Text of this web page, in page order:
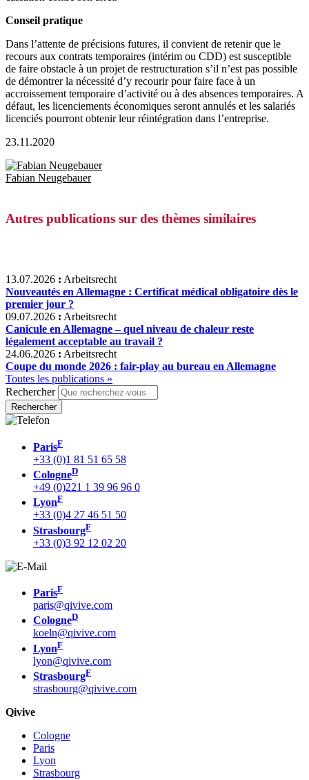
Conseil pratique
Dans l’attente de précisions futures, il convient de retenir que le
recours aux contrats temporaires (intérim ou CDD) est susceptible
de faire obstacle à un projet de restructuration s’il n’est pas possible
de démontrer la nécessité d’y recourir pour faire face à un
accroissement temporaire d’activité ou à des absences temporaires. A
défaut, les licenciements économiques seront annulés et les salariés
licenciés pourront obtenir leur réintégration dans l’entreprise.
23.11.2020
Fabian Neugebauer
Autres publications sur des thèmes similaires
13.07.2026 : Arbeitsrecht
Nouveautés en Allemagne : Certificat médical obligatoire dès le
premier jour ?
09.07.2026 : Arbeitsrecht
Canicule en Allemagne – quel niveau de chaleur reste
légalement acceptable au travail ?
24.06.2026 : Arbeitsrecht
Coupe du monde 2026 : fair-play au bureau en Allemagne
Toutes les publications »
Rechercher
ParisF
+33 (0)1 81 51 65 58
CologneD
+49 (0)221 1 39 96 96 0
LyonF
+33 (0)4 27 46 51 50
StrasbourgF
+33 (0)3 92 12 02 20
ParisF
paris@qivive.com
CologneD
koeln@qivive.com
LyonF
lyon@qivive.com
StrasbourgF
strasbourg@qivive.com
Qivive
Cologne
Paris
Lyon
Strasbourg